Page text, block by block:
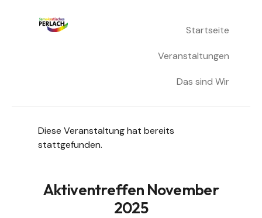
Demokratisches Perlach Startseite
Veranstaltungen
Das sind Wir
Diese Veranstaltung hat bereits
stattgefunden.
Aktiventreffen November
2025